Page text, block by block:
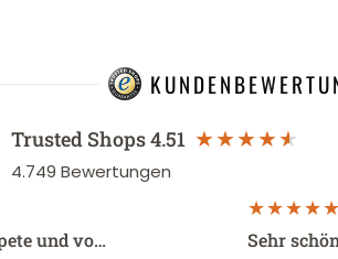
Trusted Shops4.51
4.749 Bewertungen
und vo… Sehr